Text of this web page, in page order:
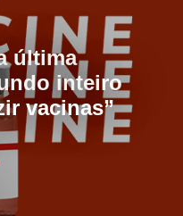
última
inteiro
vacinas”